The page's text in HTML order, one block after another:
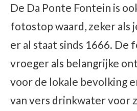
De Da Ponte Fontein is
fotostop waard, zeker als
er al staat sinds 1666. De
vroeger als belangrijke
voor de lokale bevolking
van vers drinkwater voor